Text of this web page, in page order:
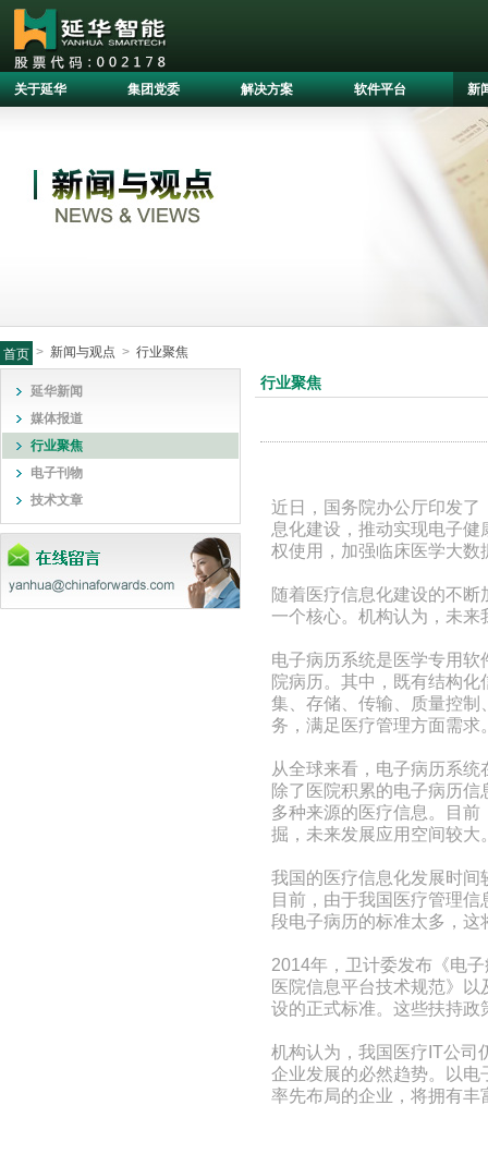
关于延华 集团党委 解决方案 软件平台 新
首页 > 新闻与观点 > 行业聚焦
延华新闻
媒体报道
行业聚焦
电子刊物
技术文章
行业聚焦
近日，国务院办公厅印发
息化建设，推动实现电子
权使用，加强临床医学大数
随着医疗信息化建设的不
一个核心。机构认为，未
电子病历系统是医学专用
院病历。其中，既有结构
集、存储、传输、质量控
务，满足医疗管理方面需求
从全球来看，电子病历系
除了医院积累的电子病历
多种来源的医疗信息。目
掘，未来发展应用空间较大
我国的医疗信息化发展时
目前，由于我国医疗管理
段电子病历的标准太多，
2014年，卫计委发布《电
医院信息平台技术规范》
设的正式标准。这些扶持
机构认为，我国医疗IT公司
企业发展的必然趋势。以
率先布局的企业，将拥有